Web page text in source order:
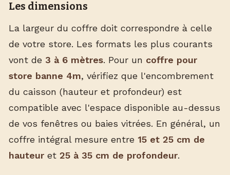
Les dimensions
La largeur du coffre doit correspondre à celle
de votre store. Les formats les plus courants
vont de 3 à 6 mètres. Pour un coffre pour
store banne 4m, vérifiez que l'encombrement
du caisson (hauteur et profondeur) est
compatible avec l'espace disponible au-dessus
de vos fenêtres ou baies vitrées. En général, un
coffre intégral mesure entre 15 et 25 cm de
hauteur et 25 à 35 cm de profondeur.